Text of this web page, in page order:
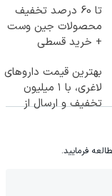
تا 60 درصد تخفیف
محصولات جین وست
+ خرید قسطی
بهترین قیمت داروهای
لاغری، با ۱ میلیون
تخفیف و ارسال از
فرمایید.